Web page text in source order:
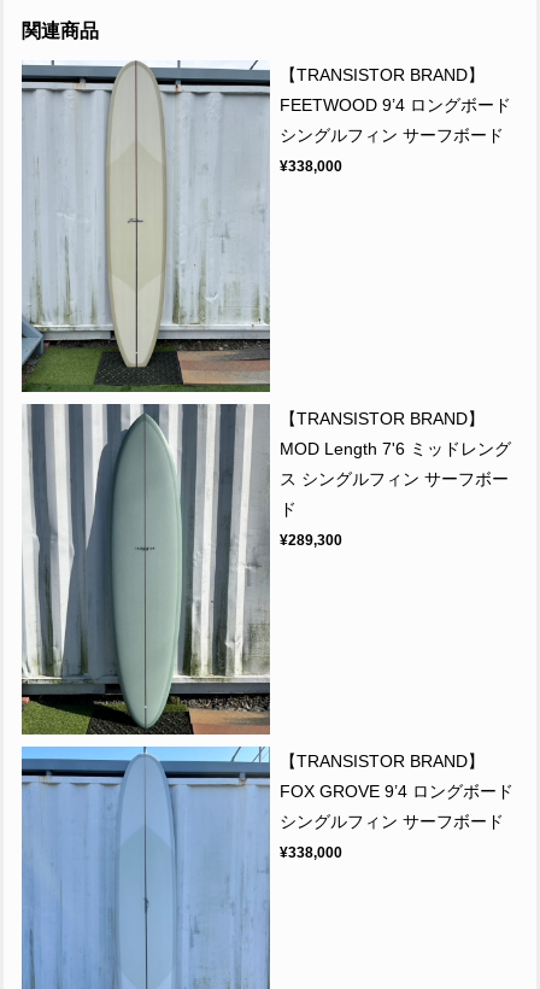
関連商品
【TRANSISTOR BRAND】
FEETWOOD 9’4 ロングボード
シングルフィン サーフボード
¥338,000
【TRANSISTOR BRAND】
MOD Length 7'6 ミッドレング
ス シングルフィン サーフボー
ド
¥289,300
【TRANSISTOR BRAND】
FOX GROVE 9’4 ロングボード
シングルフィン サーフボード
¥338,000